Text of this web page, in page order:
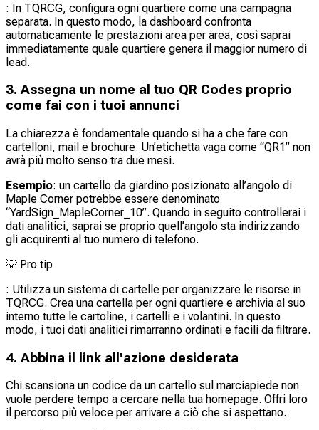
: In TQRCG, configura ogni quartiere come una campagna
separata. In questo modo, la dashboard confronta
automaticamente le prestazioni area per area, così saprai
immediatamente quale quartiere genera il maggior numero di
lead.
3. Assegna un nome al tuo QR Codes proprio
come fai con i tuoi annunci
La chiarezza è fondamentale quando si ha a che fare con
cartelloni, mail e brochure. Un’etichetta vaga come “QR1” non
avrà più molto senso tra due mesi.
Esempio: un cartello da giardino posizionato all’angolo di
Maple Corner potrebbe essere denominato
“YardSign_MapleCorner_10”. Quando in seguito controllerai i
dati analitici, saprai se proprio quell’angolo sta indirizzando
gli acquirenti al tuo numero di telefono.
💡 Pro tip
: Utilizza un sistema di cartelle per organizzare le risorse in
TQRCG. Crea una cartella per ogni quartiere e archivia al suo
interno tutte le cartoline, i cartelli e i volantini. In questo
modo, i tuoi dati analitici rimarranno ordinati e facili da filtrare.
4. Abbina il link all'azione desiderata
Chi scansiona un codice da un cartello sul marciapiede non
vuole perdere tempo a cercare nella tua homepage. Offri loro
il percorso più veloce per arrivare a ciò che si aspettano.